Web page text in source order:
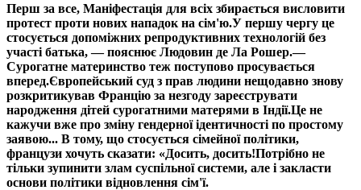
Перш за все, Маніфестація для всіх збирається висловити
протест проти нових нападок на сім'ю.У першу чергу це
стосується допоміжних репродуктивних технологій без
участі батька, — пояснює Людовин де Ла Рошер.—
Сурогатне материнство теж поступово просувається
вперед.Європейський суд з прав людини нещодавно знову
розкритикував Францію за незгоду зареєструвати
народження дітей сурогатними матерями в Індії.Це не
кажучи вже про зміну гендерної ідентичності по простому
заявою... В тому, що стосується сімейної політики,
французи хочуть сказати: «Досить, досить!Потрібно не
тільки зупинити злам суспільної системи, але і закласти
основи політики відновлення сім'ї.